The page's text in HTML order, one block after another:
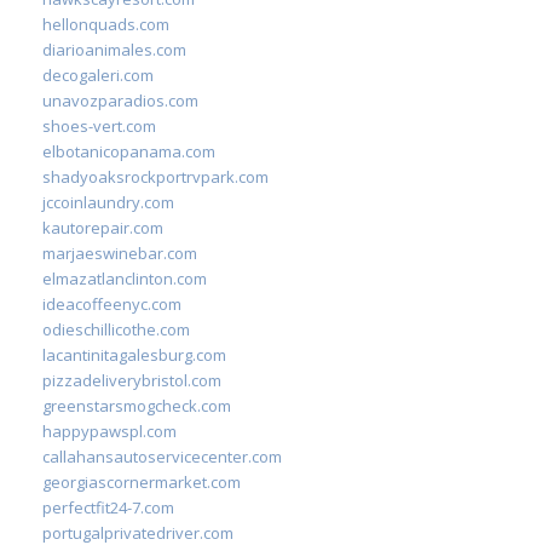
hellonquads.com
diarioanimales.com
decogaleri.com
unavozparadios.com
shoes-vert.com
elbotanicopanama.com
shadyoaksrockportrvpark.com
jccoinlaundry.com
kautorepair.com
marjaeswinebar.com
elmazatlanclinton.com
ideacoffeenyc.com
odieschillicothe.com
lacantinitagalesburg.com
pizzadeliverybristol.com
greenstarsmogcheck.com
happypawspl.com
callahansautoservicecenter.com
georgiascornermarket.com
perfectfit24-7.com
portugalprivatedriver.com